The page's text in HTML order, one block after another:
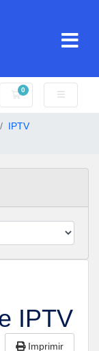
0
Carro de Comandes
IPTV
IPTV
Imprimir